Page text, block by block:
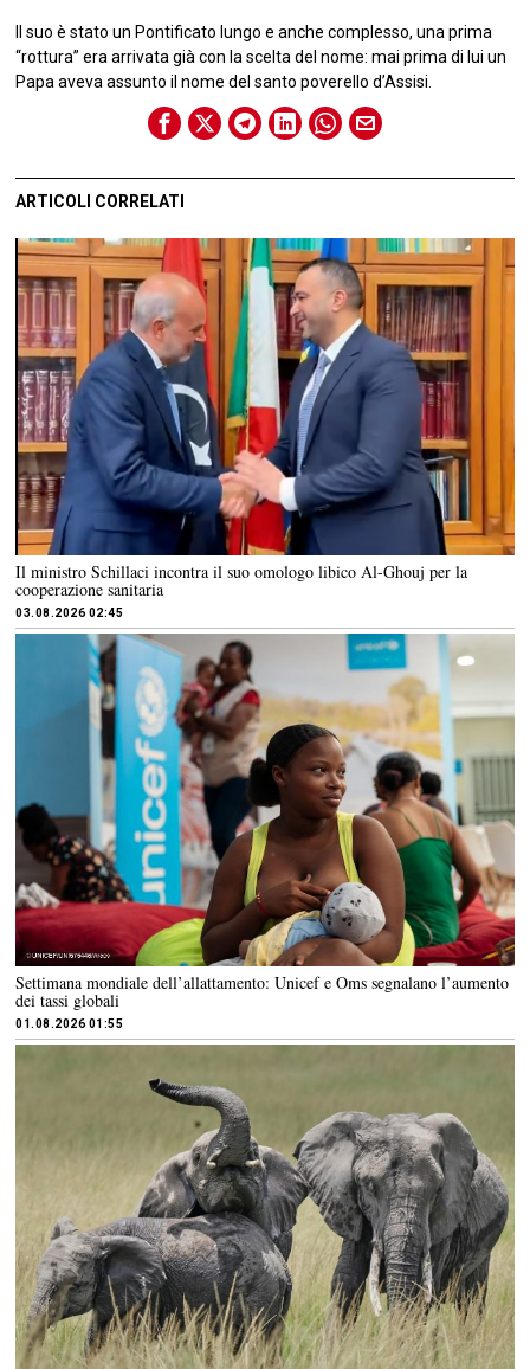
Il suo è stato un Pontificato lungo e anche complesso, una prima
“rottura” era arrivata già con la scelta del nome: mai prima di lui un
Papa aveva assunto il nome del santo poverello d’Assisi.
ARTICOLI CORRELATI
Il ministro Schillaci incontra il suo omologo libico Al-Ghouj per la
cooperazione sanitaria
03.08.2026 02:45
Settimana mondiale dell’allattamento: Unicef e Oms segnalano l’aumento
dei tassi globali
01.08.2026 01:55